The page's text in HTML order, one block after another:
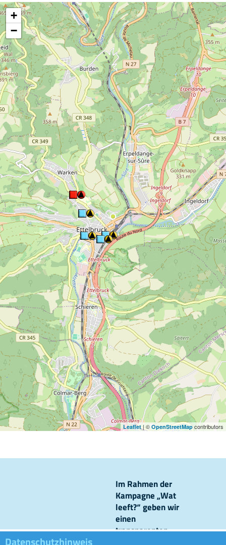
+
−
Leaflet| ©OpenStreetMapcontributors
Datenschutzhinweis
Im Rahmen der
Kampagne „Wat
leeft?“ geben wir
einen
transparenten